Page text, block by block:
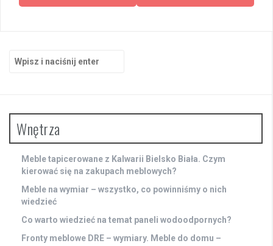
Wnętrza
Meble tapicerowane z Kalwarii Bielsko Biała. Czym
kierować się na zakupach meblowych?
Meble na wymiar – wszystko, co powinniśmy o nich
wiedzieć
Co warto wiedzieć na temat paneli wodoodpornych?
Fronty meblowe DRE – wymiary. Meble do domu –